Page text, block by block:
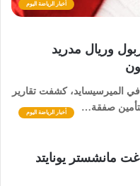
أخبار الرياضة اليوم
وريال مدريد
الميرسيسايد، كشفت تقارير
صفقة…
أخبار الرياضة اليوم
مانشستر يونايتد